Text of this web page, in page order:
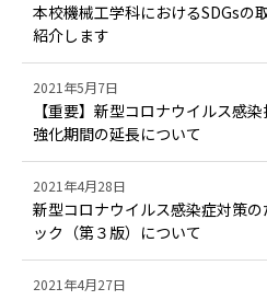
本校機械工学科におけるSDGsの
紹介します
2021年5月7日
【重要】新型コロナウイルス感
強化期間の延長について
2021年4月28日
新型コロナウイルス感染症対策
ック（第３版）について
2021年4月27日